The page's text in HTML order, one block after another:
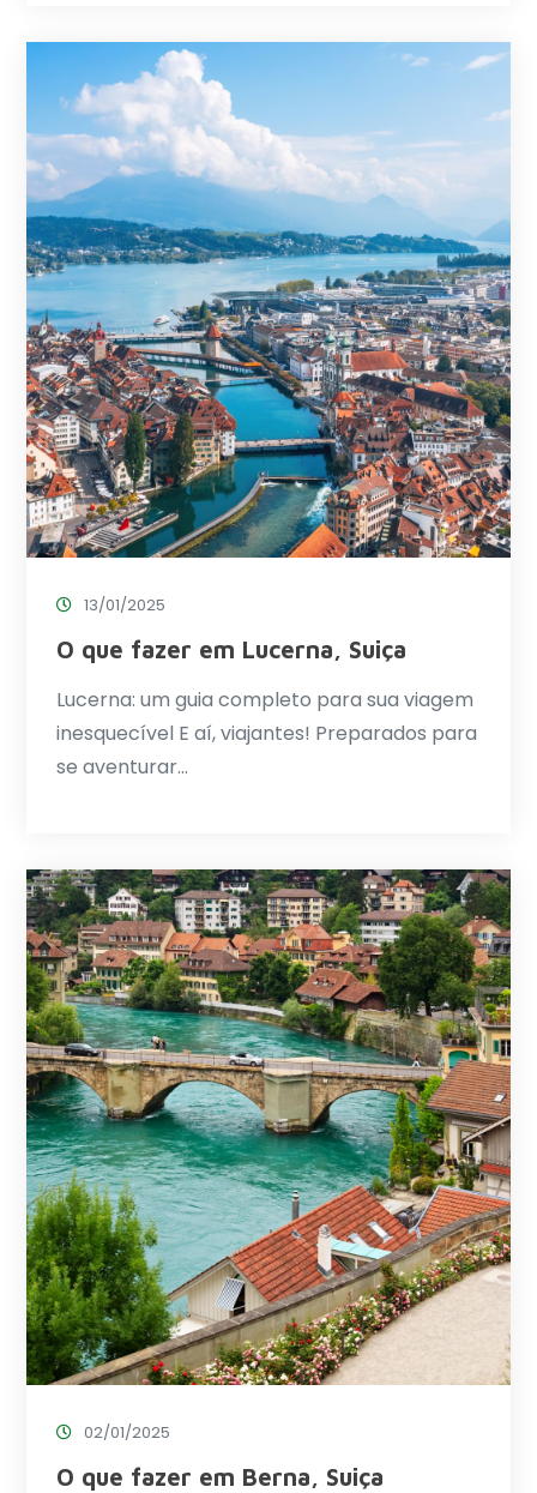
13/01/2025
O que fazer em Lucerna, Suiça
Lucerna: um guia completo para sua viagem
inesquecível E aí, viajantes! Preparados para
se aventurar…
02/01/2025
O que fazer em Berna, Suiça